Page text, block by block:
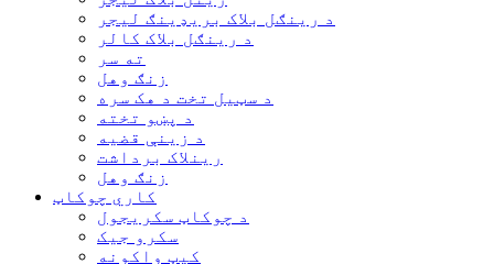
د رینګل بلاک بریډینګ لیجر
د رینګل بلاک کالر
ته سر
زنګ وهل
د سټیل تخت د هک سره
د پښو تخته
د زینې قضیه
رینلاک برداشت
زنګ وهل
کاري چوکاټ
د چوکاټ سکریجول
سکرو جیک
کیټ واکونه